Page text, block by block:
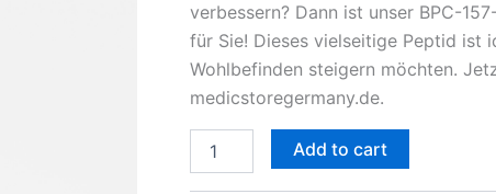
verbessern? Dann ist unser BPC-
für Sie! Dieses vielseitige Peptid ist
Wohlbefinden steigern möchten.
medicstoregermany.de.
die
Stoffwechsel-
und
Adipositasforschung
quantity
Add to cart